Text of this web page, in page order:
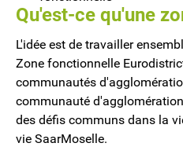
Qu'est-ce qu'une
L'idée est de travailler
Zone fonctionnelle
communautés
communauté
des défis communs dans la
vie SaarMoselle.